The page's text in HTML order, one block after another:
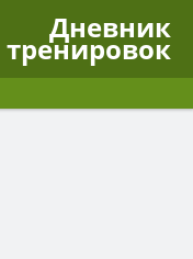
Дневник
тренировок